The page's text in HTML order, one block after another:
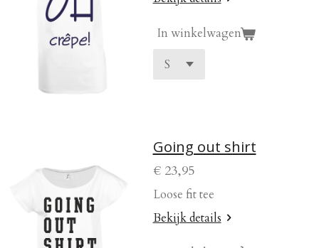
In winkelwagen
Going out shirt
€ 23,95
Loose fit tee
Bekijk details